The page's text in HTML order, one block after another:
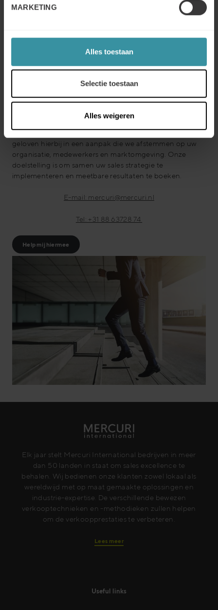
MARKETING
Alles toestaan
Selectie toestaan
Alles weigeren
Hoofdlijnen kennen en begrijpen van Operationeel
Beslissingen nemen over implementeren en oplijnen
van de nieuwe KAM-organisatie in de bestaande
Afspraken maken over coaching en begeleiding van
operationele Key accountmanagers.
Op basis van een bewezen succesvolle
methodefocussen wij op impact en resultaat. We
geloven hierbij in een aanpak die we afstemmen op uw
organisatie, medewerkers en marktomgeving. Onze
doelstelling is om samen uw sales strategie te
implementeren en meetbare resultaten te boeken.
E-mail: mercuri@mercuri.nl
Tel: +31 88 63728 74
Help mij hiermee
Elk jaar stelt Mercuri International bedrijven in meer
dan 50 landen in staat om sales excellence te
behalen. Wij bedienen onze klanten zowel lokaal als
wereldwijd met op maat gemaakte oplossingen en
industrie-expertise. De verschillende bewezen
verkooptechnieken en -methodieken zullen helpen
om de verkoopprestaties te verbeteren.
Lees meer
Useful links